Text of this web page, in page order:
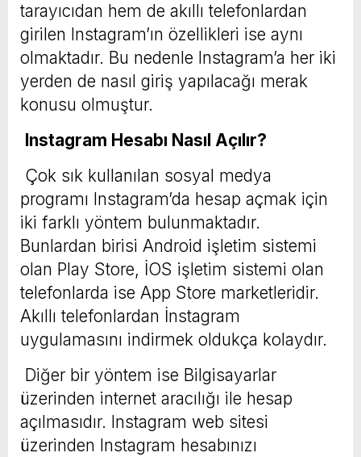
tarayıcıdan hem de akıllı telefonlardan
girilen Instagram’ın özellikleri ise aynı
olmaktadır. Bu nedenle Instagram’a her iki
yerden de nasıl giriş yapılacağı merak
konusu olmuştur.
Instagram Hesabı Nasıl Açılır?
Çok sık kullanılan sosyal medya
programı Instagram’da hesap açmak için
iki farklı yöntem bulunmaktadır.
Bunlardan birisi Android işletim sistemi
olan Play Store, İOS işletim sistemi olan
telefonlarda ise App Store marketleridir.
Akıllı telefonlardan İnstagram
uygulamasını indirmek oldukça kolaydır.
Diğer bir yöntem ise Bilgisayarlar
üzerinden internet aracılığı ile hesap
açılmasıdır. Instagram web sitesi
üzerinden Instagram hesabınızı